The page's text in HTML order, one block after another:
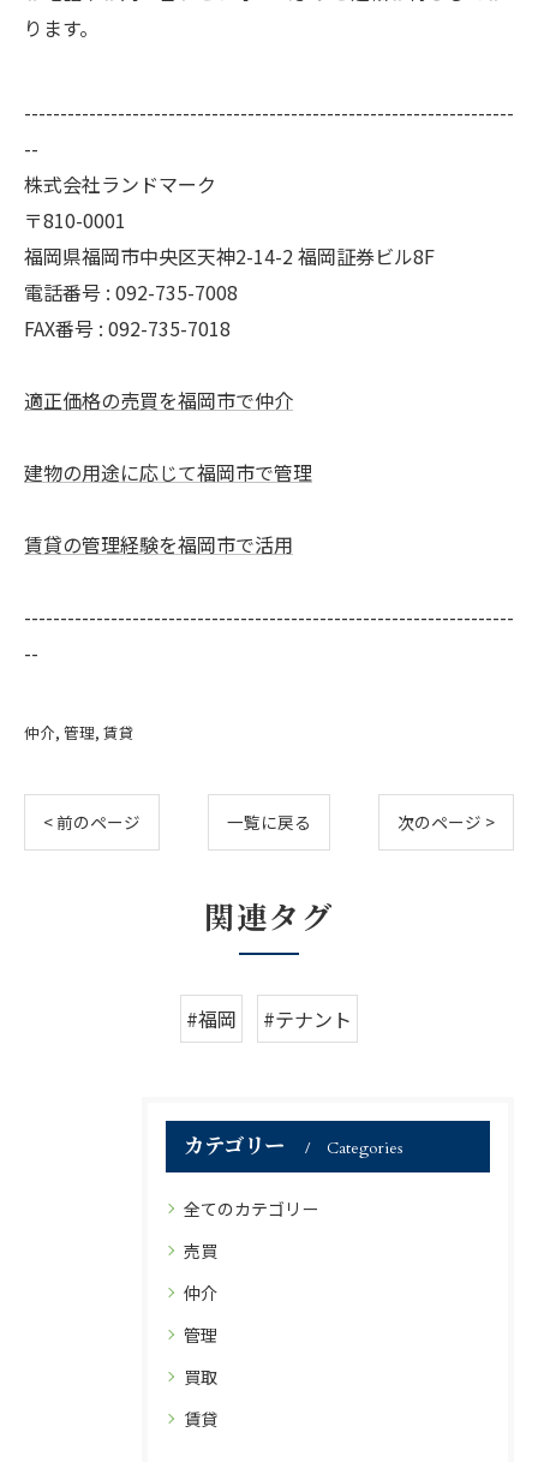
ります。
--------------------------------------------------------------------
--
株式会社ランドマーク
〒810-0001
福岡県福岡市中央区天神2-14-2 福岡証券ビル8F
電話番号 : 092-735-7008
FAX番号 : 092-735-7018
適正価格の売買を福岡市で仲介
建物の用途に応じて福岡市で管理
賃貸の管理経験を福岡市で活用
--------------------------------------------------------------------
--
仲介 管理 賃貸
< 前のページ 一覧に戻る 次のページ >
関連タグ
#福岡 #テナント
カテゴリー Categories
全てのカテゴリー
売買
仲介
管理
買取
賃貸